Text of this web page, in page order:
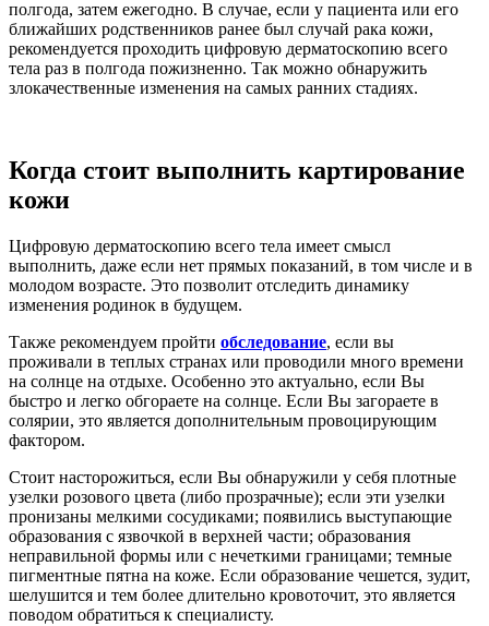
полгода, затем ежегодно. В случае, если у пациента или его
ближайших родственников ранее был случай рака кожи,
рекомендуется проходить цифровую дерматоскопию всего
тела раз в полгода пожизненно. Так можно обнаружить
злокачественные изменения на самых ранних стадиях.
Когда стоит выполнить картирование
кожи
Цифровую дерматоскопию всего тела имеет смысл
выполнить, даже если нет прямых показаний, в том числе и в
молодом возрасте. Это позволит отследить динамику
изменения родинок в будущем.
Также рекомендуем пройти обследование, если вы
проживали в теплых странах или проводили много времени
на солнце на отдыхе. Особенно это актуально, если Вы
быстро и легко обгораете на солнце. Если Вы загораете в
солярии, это является дополнительным провоцирующим
фактором.
Стоит насторожиться, если Вы обнаружили у себя плотные
узелки розового цвета (либо прозрачные); если эти узелки
пронизаны мелкими сосудиками; появились выступающие
образования с язвочкой в верхней части; образования
неправильной формы или с нечеткими границами; темные
пигментные пятна на коже. Если образование чешется, зудит,
шелушится и тем более длительно кровоточит, это является
поводом обратиться к специалисту.